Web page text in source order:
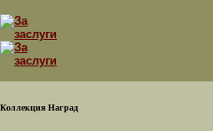
Коллекция Наград